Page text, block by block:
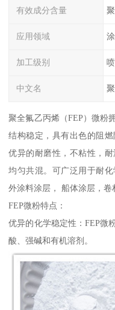
有效成分含量
应用领域
加工级别
中文名
聚全氟乙丙烯（FEP）微粉
结构稳定，具有出色的阻
优异的耐磨性，不粘性，
均匀共混。可广泛用于耐
外涂料涂层， 船体涂层，卷
FEP微粉特点：
优异的化学稳定性：FEP微
酸、强碱和有机溶剂。